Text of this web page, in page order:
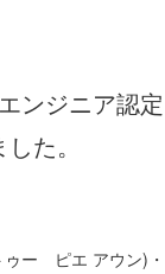
ンジニア認定
た。
ー ピエ アウン)・